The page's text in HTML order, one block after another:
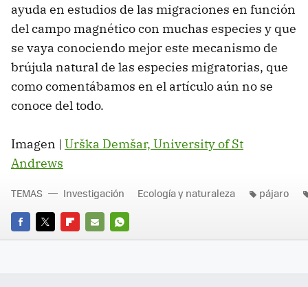
ayuda en estudios de las migraciones en función
del campo magnético con muchas especies y que
se vaya conociendo mejor este mecanismo de
brújula natural de las especies migratorias, que
como comentábamos en el artículo aún no se
conoce del todo.
Imagen | Urška Demšar, University of St
Andrews
FACEBOOK
TWITTERFLIPBOARD
E-
WHATSAPP
TEMAS Investigación Ecología y naturaleza pájaro